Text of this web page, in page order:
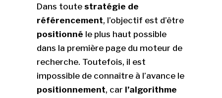
Dans toute stratégie de
référencement, l’objectif est d’être
positionné le plus haut possible
dans la première page du moteur de
recherche. Toutefois, il est
impossible de connaître à l’avance le
positionnement, car l’algorithme